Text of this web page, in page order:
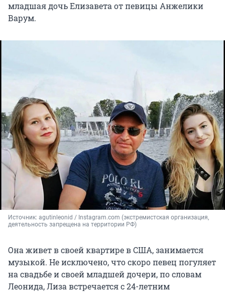
младшая дочь Елизавета от певицы Анжелики
Варум.
Источник: agutinleonid / Instagram.com (экстремистская организация,
деятельность запрещена на территории РФ)
Она живет в своей квартире в США, занимается
музыкой. Не исключено, что скоро певец погуляет
на свадьбе и своей младшей дочери, по словам
Леонида, Лиза встречается с 24-летним